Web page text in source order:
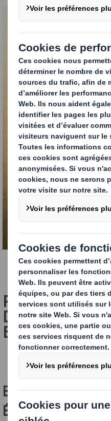
POURQUOI UN
DOIT-IL
EMPREINTE
EMPREINTE
ÉCOLOGIQUE :